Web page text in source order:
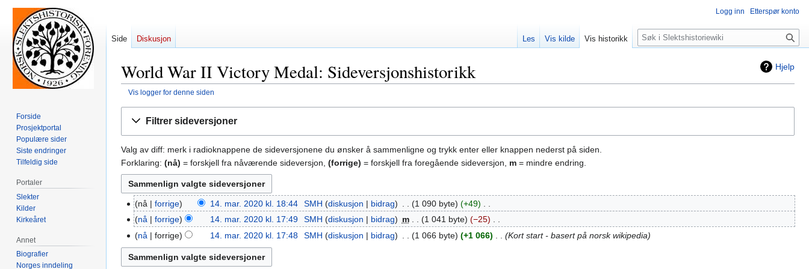
Hjelp
World War II Victory Medal: Sideversjonshistorikk
Vis logger for denne siden
Filtrer sideversjoner
Valg av diff: merk i radioknappene de sideversjonene du ønsker å sammenligne og trykk enter eller knappen nederst på siden.
Forklaring: (nå) = forskjell fra nåværende sideversjon, (forrige) = forskjell fra foregående sideversjon, m = mindre endring.
14.
mar.
2020
nå forrige 14. mar. 2020 kl. 18:44 SMH diskusjon bidrag 1 090 byte +49
I
n
g
e
nå forrige 14. mar. 2020 kl. 17:49 SMH diskusjon bidrag m 1 041 byte −25
I
n
g
nå forrige 14. mar. 2020 kl. 17:48 SMH diskusjon bidrag 1 066 byte +1 066 Kort start - basert på norsk wikipedia
Logg inn Etterspør konto
Side Diskusjon Les Vis kilde Vis historikk
Søk
Forside
Prosjektportal
Populære sider
Siste endringer
Tilfeldig side
Portaler
Slekter
Kilder
Kirkeåret
Annet
Biografier
Norges inndeling